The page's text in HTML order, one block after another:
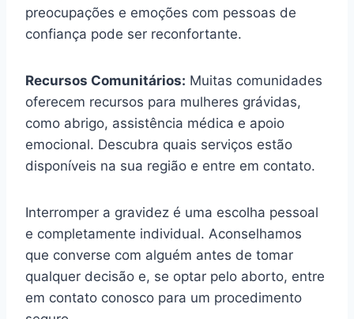
preocupações e emoções com pessoas de
confiança pode ser reconfortante.
Recursos Comunitários: Muitas comunidades
oferecem recursos para mulheres grávidas,
como abrigo, assistência médica e apoio
emocional. Descubra quais serviços estão
disponíveis na sua região e entre em contato.
Interromper a gravidez é uma escolha pessoal
e completamente individual. Aconselhamos
que converse com alguém antes de tomar
qualquer decisão e, se optar pelo aborto, entre
em contato conosco para um procedimento